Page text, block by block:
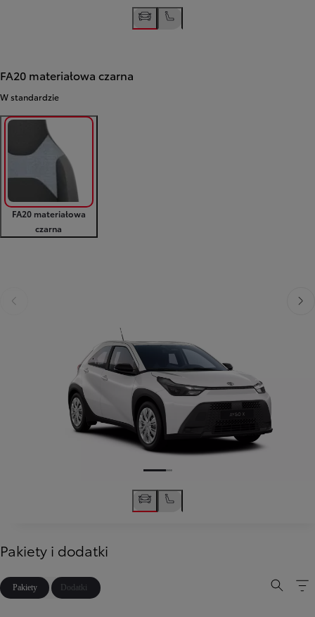
FA20 materiałowa czarna
W standardzie
FA20 materiałowa
czarna
Poprzedni
Pakiety i dodatki
Pakiety Dodatki